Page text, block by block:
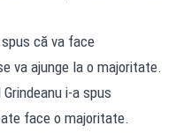
că va face
va ajunge la o majoritate.
i-a spus
face o majoritate.